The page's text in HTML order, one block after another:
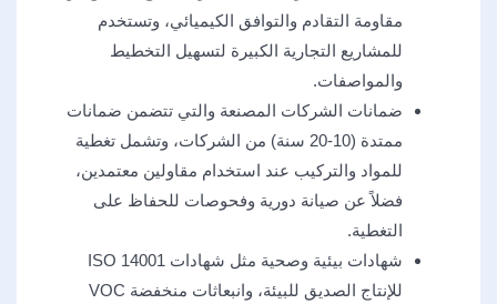
مقاومة التقادم والتوافق الكيميائي، وتستخدم
للمشاريع التجارية الكبيرة لتسهيل التخطيط
والمواصفات.
ضمانات الشركات المصنعة والتي تتضمن ضمانات
ممتدة (10-20 سنة) من الشركات، وتشمل تغطية
للمواد والتركيب عند استخدام مقاولين معتمدين،
فضلاً عن صيانة دورية وفحوصات للحفاظ على
التغطية.
شهادات بيئية وصحية مثل شهادات ISO 14001
للإنتاج الصديق للبيئة، وانبعاثات منخفضة VOC